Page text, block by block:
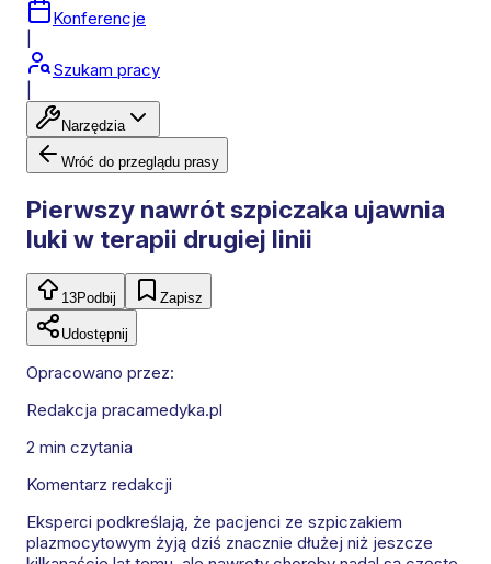
Konferencje
Szukam pracy
Narzędzia
Wróć do przeglądu prasy
Pierwszy nawrót szpiczaka ujawnia
luki w terapii drugiej linii
13Podbij Zapisz
Udostępnij
Opracowano przez:
Redakcja pracamedyka.pl
2 min czytania
Komentarz redakcji
Eksperci podkreślają, że pacjenci ze szpiczakiem
plazmocytowym żyją dziś znacznie dłużej niż jeszcze